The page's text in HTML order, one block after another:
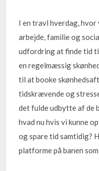
I en travl hverdag,
arbejde, familie og
udfordring at finde tid
en regelmæssig
til at booke
tidskrævende og
det fulde udbytte af de
hvad nu hvis vi kunne
og spare tid samtidig?
platforme på banen